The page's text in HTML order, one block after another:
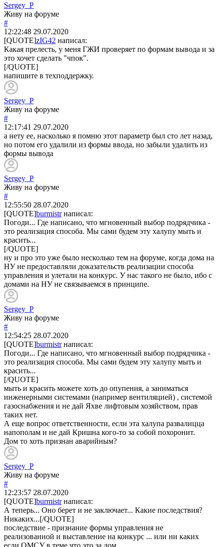
Sergey_P
Живу на форуме
#
12:22:48 29.07.2020
[QUOTE]zIG42 написал:
Какая прелесть, у меня ГЖИ проверяет по формам вывода и за
это хочет сделать "чпок".
[/QUOTE]
напишите в техподдержку.
Sergey_P
Живу на форуме
#
12:17:41 29.07.2020
а нету ее, насколько я помню этот параметр был сто лет назад,
но потом его удалили из формы ввода, но забыли удалить из
формы вывода
Sergey_P
Живу на форуме
#
12:55:50 28.07.2020
[QUOTE]burmistrнаписал:
Погоди... Где написано, что мгновенный выбор подрядчика -
это реализация способа. Мы сами будем эту халупу мыть и
красить...
[/QUOTE]
ну и про это уже было несколько тем на форуме, когда дома на
НУ не предоставляли доказательств реализации способа
управления и улетали на конкурс. У нас такого не было, ибо с
домами на НУ не связываемся в принципе.
Sergey_P
Живу на форуме
#
12:54:25 28.07.2020
[QUOTE]burmistrнаписал:
Погоди... Где написано, что мгновенный выбор подрядчика -
это реализация способа. Мы сами будем эту халупу мыть и
красить...
[/QUOTE]
мыть и красить можете хоть до опупения, а заниматься
инженерными системами (например вентиляцией) , системой
газоснабжения и не дай Яхве лифтовым хозяйством, прав
таких нет.
А еще вопрос ответственности, если эта халупа развалицца
напополам и не дай Кришна кого-то за собой похоронит.
Дом то хоть признан аварийным?
Sergey_P
Живу на форуме
#
12:23:57 28.07.2020
[QUOTE]burmistrнаписал:
А теперь... Оно берет и не заключает... Какие последствия?
Никаких...[/QUOTE]
последствие - признание формы управления не
реализованной и выставление на конкурс ... или ни каких
если ОМСУ в теме что это за дом.